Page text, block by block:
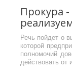
Прокура
Речь пойдет о
которой
полномочий
действовать от